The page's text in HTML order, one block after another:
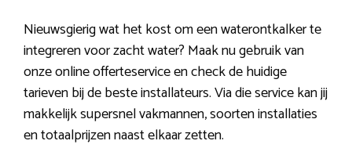
Nieuwsgierig wat het kost om een waterontkalker te
integreren voor zacht water? Maak nu gebruik van
onze online offerteservice en check de huidige
tarieven bij de beste installateurs. Via die service kan jij
makkelijk supersnel vakmannen, soorten installaties
en totaalprijzen naast elkaar zetten.